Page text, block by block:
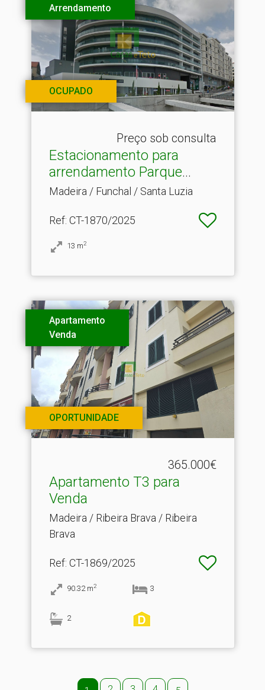
Arrendamento
OCUPADO
Preço sob consulta
Estacionamento para
arrendamento Parque
Santa.​..
Madeira / Funchal / Santa Luzia
Ref: CT-1870/2025
13 m2
Apartamento
Venda
OPORTUNIDADE
365.000€
Apartamento T3 para
Venda
Madeira / Ribeira Brava / Ribeira
Brava
Ref: CT-1869/2025
90.32 m2 3
2